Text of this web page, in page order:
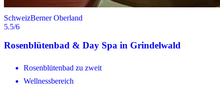
SchweizBerner Oberland
5.5/6
Rosenblütenbad & Day Spa in Grindelwald
Rosenblütenbad zu zweit
Wellnessbereich